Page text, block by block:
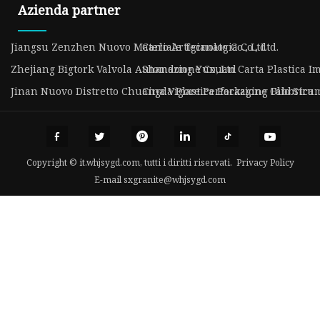
Azienda partner
Jiangsu Zenzhen Nuovo Materiale Tecnologia Co., Ltd.
Carlo Artigianato Co., Ltd
Zhejiang Bigtork Valvola Automazione Co,.Ltd
Shandong Yuxuan Carta Plastica
Jinan Nuovo Distretto Chuangda Plastica Packaging Fabbrica
Cina Vigore Perforazione Olio
Copyright © it.whjsygd.com, tutti i diritti riservati. Privacy Policy
E-mail sxgranite@whjsygd.com